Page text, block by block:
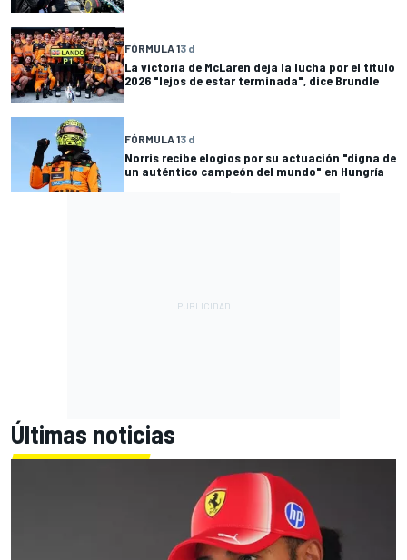
FÓRMULA 13 d
La victoria de McLaren deja la lucha por el título
2026 "lejos de estar terminada", dice Brundle
FÓRMULA 13 d
Norris recibe elogios por su actuación "digna de
un auténtico campeón del mundo" en Hungría
Últimas noticias